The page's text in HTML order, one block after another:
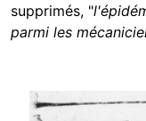
supprimés, "
parmi les
Image